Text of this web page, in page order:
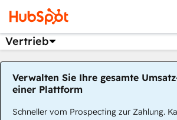
Vertrieb
Verwalten Sie Ihre gesamte
einer Plattform
Schneller vom Prospecting zur Zahlung.